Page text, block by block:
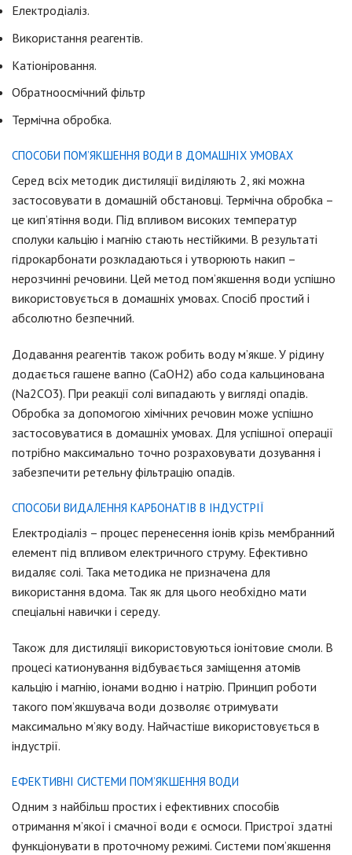
Електродіаліз.
Використання реагентів.
Катіоніровання.
Обратноосмічний фільтр
Термічна обробка.
СПОСОБИ ПОМ’ЯКШЕННЯ ВОДИ В ДОМАШНІХ УМОВАХ
Серед всіх методик дистиляції виділяють 2, які можна
застосовувати в домашній обстановці. Термічна обробка –
це кип’ятіння води. Під впливом високих температур
сполуки кальцію і магнію стають нестійкими. В результаті
гідрокарбонати розкладаються і утворюють накип –
нерозчинні речовини. Цей метод пом’якшення води успішно
використовується в домашніх умовах. Спосіб простий і
абсолютно безпечний.
Додавання реагентів також робить воду м’якше. У рідину
додається гашене вапно (CaOH2) або сода кальцинована
(Na2CO3). При реакції солі випадають у вигляді опадів.
Обробка за допомогою хімічних речовин може успішно
застосовуватися в домашніх умовах. Для успішної операції
потрібно максимально точно розраховувати дозування і
забезпечити ретельну фільтрацію опадів.
СПОСОБИ ВИДАЛЕННЯ КАРБОНАТІВ В ІНДУСТРІЇ
Електродіаліз – процес перенесення іонів крізь мембранний
елемент під впливом електричного струму. Ефективно
видаляє солі. Така методика не призначена для
використання вдома. Так як для цього необхідно мати
спеціальні навички і середу.
Також для дистиляції використовуються іонітовие смоли. В
процесі катионування відбувається заміщення атомів
кальцію і магнію, іонами водню і натрію. Принцип роботи
такого пом’якшувача води дозволяє отримувати
максимально м’яку воду. Найчастіше використовується в
індустрії.
ЕФЕКТИВНІ СИСТЕМИ ПОМ’ЯКШЕННЯ ВОДИ
Одним з найбільш простих і ефективних способів
отримання м’якої і смачної води є осмоси. Пристрої здатні
функціонувати в проточному режимі. Системи пом’якшення